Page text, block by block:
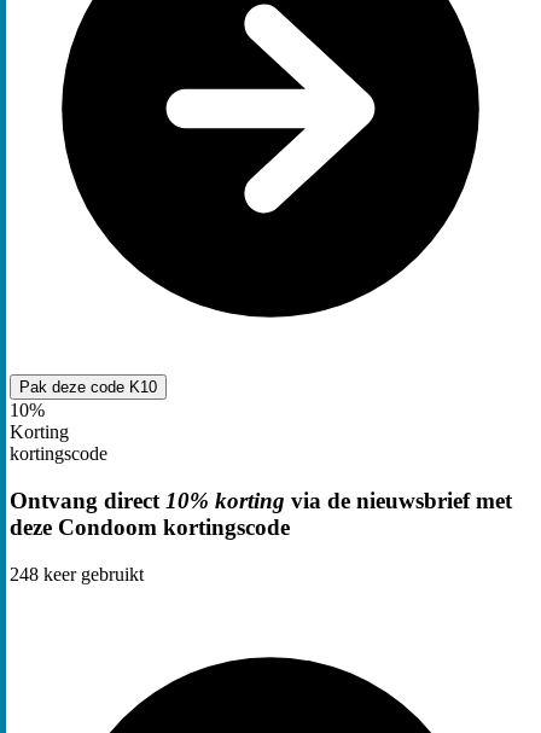
Pak deze code K10
10%
Korting
kortingscode
Ontvang direct 10% korting via de nieuwsbrief met
deze Condoom kortingscode
248 keer gebruikt